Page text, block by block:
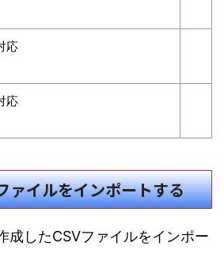
応
応
ァイルをインポートする
成したCSVファイルをインポー